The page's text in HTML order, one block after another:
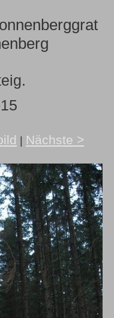
| Nächste >